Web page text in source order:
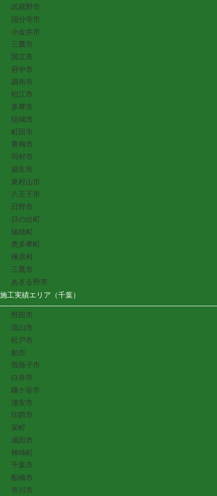
武蔵野市
国分寺市
小金井市
三鷹市
国立市
府中市
調布市
狛江市
多摩市
稲城市
町田市
青梅市
羽村市
福生市
東村山市
八王子市
日野市
日の出町
瑞穂町
奥多摩町
檜原村
三鷹市
あきる野市
施工実績エリア（千葉）
野田市
流山市
松戸市
柏市
我孫子市
白井市
鎌ケ谷市
浦安市
印西市
栄町
成田市
神埼町
千葉市
船橋市
市川市